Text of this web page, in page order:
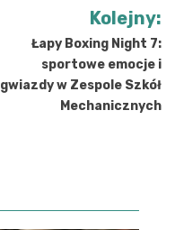
Kolejny:
Łapy Boxing Night 7:
sportowe emocje i
gwiazdy w Zespole Szkół
Mechanicznych